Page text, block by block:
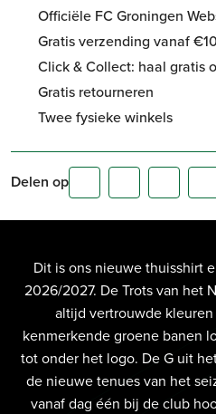
Officiële FC Groningen
Gratis verzending vanaf
Click & Collect: haal gratis
Gratis retourneren
Twee fysieke winkels
Delen op
Dit is ons nieuwe thuisshirt
2026/2027. De Trots van het
altijd vertrouwde
kenmerkende groene banen
tot onder het logo. De G uit
de nieuwe tenues van het
vanaf dag één bij de club